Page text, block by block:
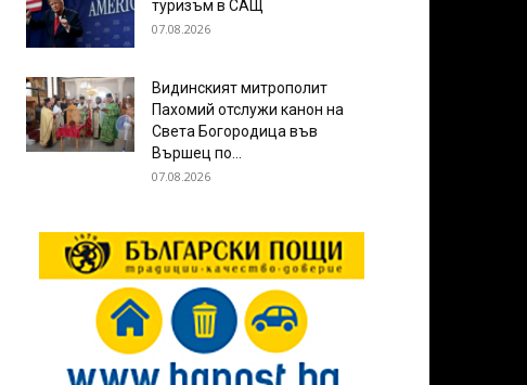
туризъм в САЩ
07.08.2026
Видинският митрополит
Пахомий отслужи канон на
Света Богородица във
Вършец по...
07.08.2026